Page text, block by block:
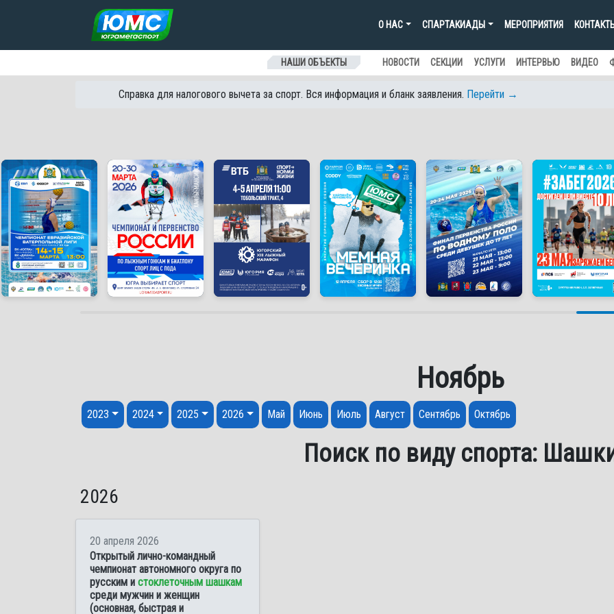
Перейти к содержанию
О НАС СПАРТАКИАДЫ МЕРОПРИЯТИЯ
НАШИ ОБЪЕКТЫ НОВОСТИ СЕКЦИИ УСЛУГИ ИНТЕРВЬЮ ВИДЕО
Справка для налогового вычета за спорт. Вся информация и бланк заявления. Перейти →
Ноябрь
Перейти к содержанию
2023 2024 2025 2026 Май Июнь Июль Август Сентябрь Октябрь
Поиск по виду спорта:
2026
20 апреля 2026
Открытый лично-командный
чемпионат автономного округа по
русским и стоклеточным шашкам
среди мужчин и женщин
(основная, быстрая и